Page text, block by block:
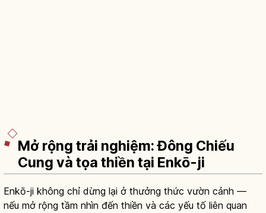
Mở rộng trải nghiệm: Đông Chiếu
Cung và tọa thiền tại Enkō-ji
Enkō-ji không chỉ dừng lại ở thưởng thức vườn cảnh —
nếu mở rộng tầm nhìn đến thiền và các yếu tố liên quan